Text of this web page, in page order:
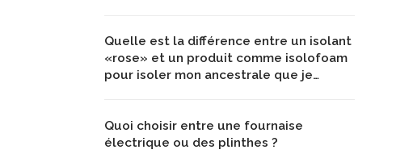
Quelle est la différence entre un isolant
«rose» et un produit comme isolofoam
pour isoler mon ancestrale que je…
Quoi choisir entre une fournaise
électrique ou des plinthes ?